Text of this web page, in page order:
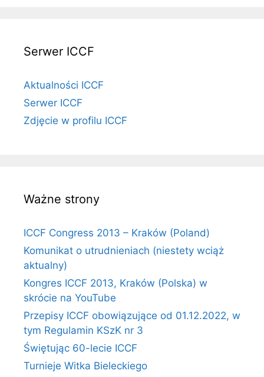
Serwer ICCF
Aktualności ICCF
Serwer ICCF
Zdjęcie w profilu ICCF
Ważne strony
ICCF Congress 2013 – Kraków (Poland)
Komunikat o utrudnieniach (niestety wciąż
aktualny)
Kongres ICCF 2013, Kraków (Polska) w
skrócie na YouTube
Przepisy ICCF obowiązujące od 01.12.2022, w
tym Regulamin KSzK nr 3
Świętując 60-lecie ICCF
Turnieje Witka Bieleckiego